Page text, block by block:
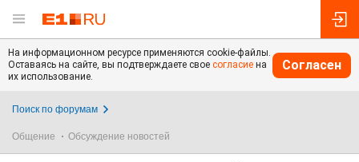
На информационном ресурсе применяются cookie-файлы.
Оставаясь на сайте, вы подтверждаете свое согласие на
их использование.
Согласен
Поиск по форумам
Общение Обсуждение новостей